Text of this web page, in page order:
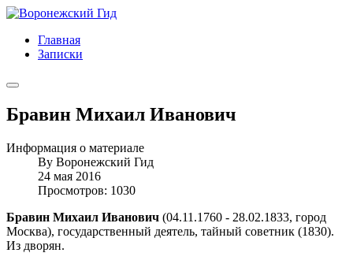
Главная
Записки
Бравин Михаил Иванович
Информация о материале
By Воронежский Гид
24 мая 2016
Просмотров: 1030
Бравин Михаил Иванович (04.11.1760 - 28.02.1833, город
Москва), государственный деятель, тайный советник (1830).
Из дворян.